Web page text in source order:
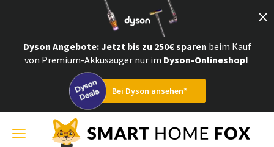
Dyson Angebote: Jetzt bis zu 250€ sparen beim Kauf
von Premium-Akkusauger nur im Dyson-Onlineshop!
Bei Dyson ansehen*
Toggle
navigation
Bei Dyson ansehen*
Vorteile